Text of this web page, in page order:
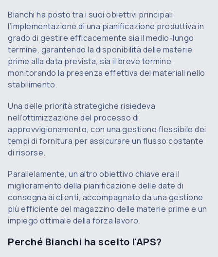
Bianchi ha posto tra i suoi obiettivi principali
l’implementazione di una pianificazione produttiva in
grado di gestire efficacemente sia il medio-lungo
termine, garantendo la disponibilità delle materie
prime alla data prevista, sia il breve termine,
monitorando la presenza effettiva dei materiali nello
stabilimento.
Una delle priorità strategiche risiedeva
nell’ottimizzazione del processo di
approvvigionamento, con una gestione flessibile dei
tempi di fornitura per assicurare un flusso costante
di risorse.
Parallelamente, un altro obiettivo chiave era il
miglioramento della pianificazione delle date di
consegna ai clienti, accompagnato da una gestione
più efficiente del magazzino delle materie prime e un
impiego ottimale della forza lavoro.
Perché Bianchi ha scelto l'APS?